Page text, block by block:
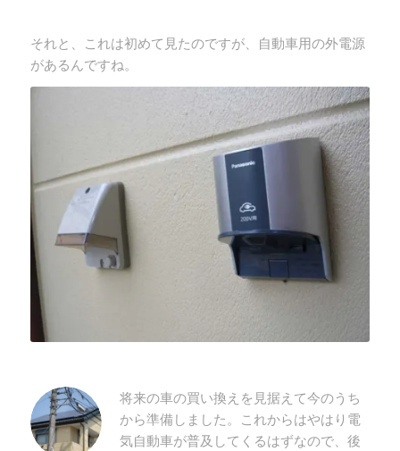
それと、これは初めて見たのですが、自動車用の外電源
があるんですね。
将来の車の買い換えを見据えて今のうち
から準備しました。これからはやはり電
気自動車が普及してくるはずなので、後